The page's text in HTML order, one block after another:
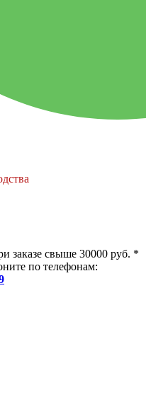
заказе свыше 30000 руб. *
по телефонам: